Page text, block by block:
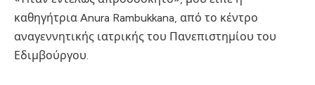
καθηγήτρια Anura Rambukkana, από το κέντρο
αναγεννητικής ιατρικής του Πανεπιστημίου του
Εδιμβούργου.